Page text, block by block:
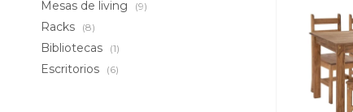
Mesas de living (9)
Racks (8)
Bibliotecas (1)
Escritorios (6)